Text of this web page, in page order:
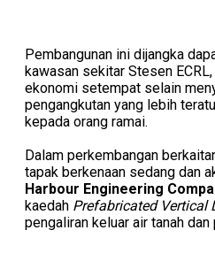
Pembangunan ini dijangka
kawasan sekitar Stesen
ekonomi setempat selain
pengangkutan yang lebih
kepada orang ramai.
Dalam perkembangan
tapak berkenaan sedang dan
Harbour Engineering
kaedah Prefabricated Vertical
pengaliran keluar air tanah